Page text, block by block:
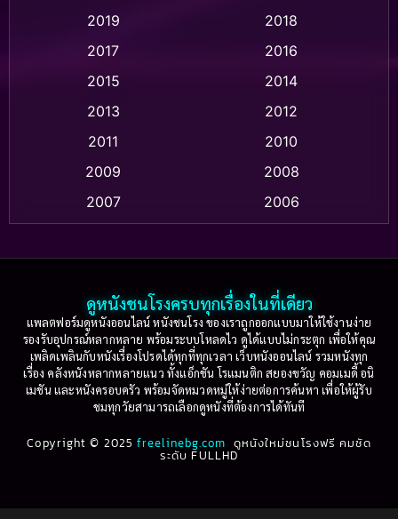
Animation แอนิเมชัน (1)
Based on a True Story เรื่องจริง(36)
Based on Novel(16)
Betrayal(1)
Biography(3)
2019
2018
2017
2016
2015
2014
2013
2012
2011
2010
2009
2008
2007
2006
2003
2002
2001
2000
1999
1998
1997
1996
1995
1994
1993
1992
1991
1990
ดูหนังชนโรงครบทุกเรื่องในที่เดียว
แพลตฟอร์มดูหนังออนไลน์ หนังชนโรง ของเราถูกออกแบบมาให้ใช้งานง่าย
รองรับอุปกรณ์หลากหลาย พร้อมระบบโหลดไว ดูได้แบบไม่กระตุก เพื่อให้คุณ
เพลิดเพลินกับหนังเรื่องโปรดได้ทุกที่ทุกเวลา เว็บหนังออนไลน์ รวมหนังทุก
เรื่อง คลังหนังหลากหลายแนว ทั้งแอ็กชัน โรแมนติก สยองขวัญ คอมเมดี้ อนิ
เมชัน และหนังครอบครัว พร้อมจัดหมวดหมู่ให้ง่ายต่อการค้นหา เพื่อให้ผู้รับ
ชมทุกวัยสามารถเลือกดูหนังที่ต้องการได้ทันที
Copyright © 2025freelinebg.com ดูหนังใหม่ชนโรงฟรี คมชัด
ระดับ FULLHD